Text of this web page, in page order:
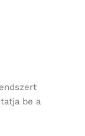
be a